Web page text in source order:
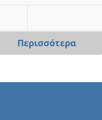
Περισσότερα